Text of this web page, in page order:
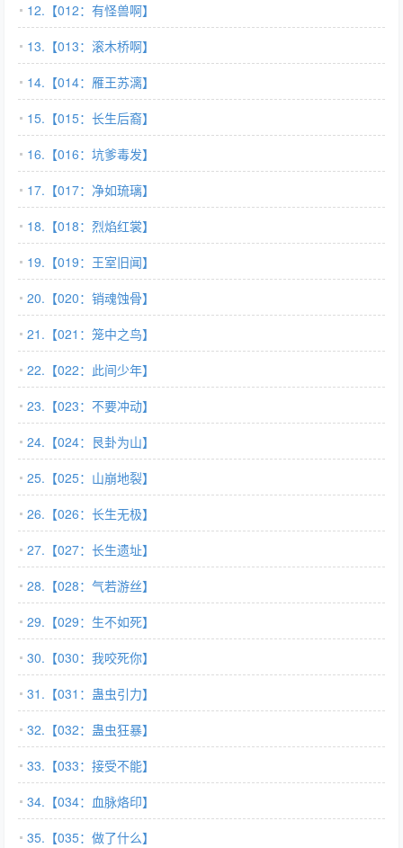
12.【012：有怪兽啊】
13.【013：滚木桥啊】
14.【014：雁王苏漓】
15.【015：长生后裔】
16.【016：坑爹毒发】
17.【017：净如琉璃】
18.【018：烈焰红裳】
19.【019：王室旧闻】
20.【020：销魂蚀骨】
21.【021：笼中之鸟】
22.【022：此间少年】
23.【023：不要冲动】
24.【024：艮卦为山】
25.【025：山崩地裂】
26.【026：长生无极】
27.【027：长生遗址】
28.【028：气若游丝】
29.【029：生不如死】
30.【030：我咬死你】
31.【031：蛊虫引力】
32.【032：蛊虫狂暴】
33.【033：接受不能】
34.【034：血脉烙印】
35.【035：做了什么】